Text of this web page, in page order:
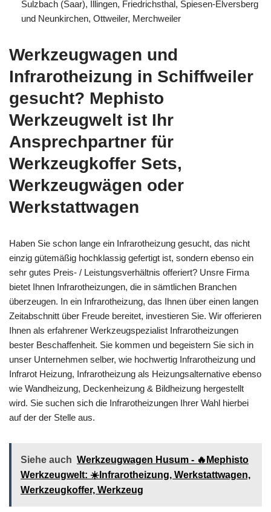
Sulzbach (Saar), Illingen, Friedrichsthal, Spiesen-Elversberg
und Neunkirchen, Ottweiler, Merchweiler
Werkzeugwagen und
Infrarotheizung in Schiffweiler
gesucht? Mephisto
Werkzeugwelt ist Ihr
Ansprechpartner für
Werkzeugkoffer Sets,
Werkzeugwägen oder
Werkstattwagen
Haben Sie schon lange ein Infrarotheizung gesucht, das nicht
einzig gütemäßig hochklassig gefertigt ist, sondern ebenso ein
sehr gutes Preis- / Leistungsverhältnis offeriert? Unsre Firma
bietet Ihnen Infrarotheizungen, die in sämtlichen Branchen
überzeugen. In ein Infrarotheizung, das Ihnen über einen langen
Zeitabschnitt über Freude bereitet, investieren Sie. Wir offerieren
Ihnen als erfahrener Werkzeugspezialist Infrarotheizungen
bester Beschaffenheit. Sie kommen und begeistern Sie sich in
unser Unternehmen selber, wie hochwertig Infrarotheizung und
Infrarot Heizung, Infrarotheizung als Heizungsalternative ebenso
wie Wandheizung, Deckenheizung & Bildheizung hergestellt
wird. Sie suchen sich die Infrarotheizungen Ihrer Wahl hierbei
auf der der Stelle aus.
Siehe auch Werkzeugwagen Husum - 🔥Mephisto
Werkzeugwelt: ☀️Infrarotheizung, Werkstattwagen,
Werkzeugkoffer, Werkzeug